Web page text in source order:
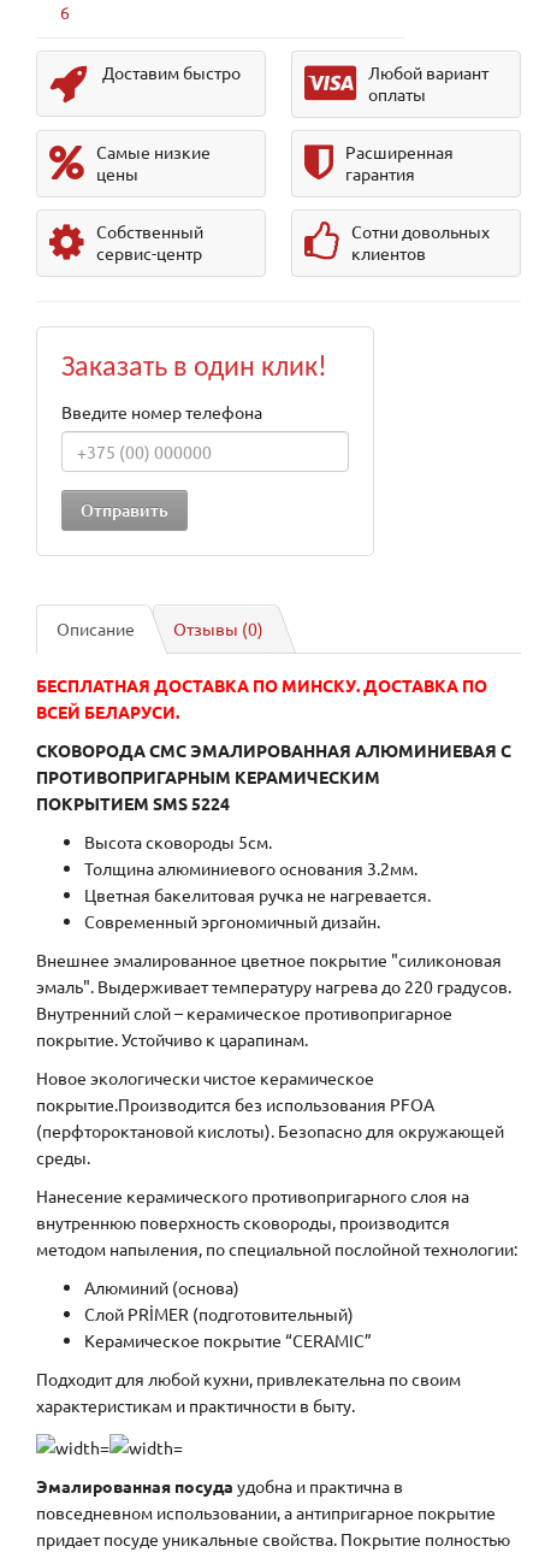
6
Доставим быстро
Любой вариант
оплаты
Самые низкие
цены
Расширенная
гарантия
Собственный
сервис-центр
Сотни довольных
клиентов
Заказать в один клик!
Введите номер телефона
Описание Отзывы (0)
БЕСПЛАТНАЯ ДОСТАВКА ПО МИНСКУ. ДОСТАВКА ПО
ВСЕЙ БЕЛАРУСИ.
СКОВОРОДА CMC ЭМАЛИРОВАННАЯ АЛЮМИНИЕВАЯ С
ПРОТИВОПРИГАРНЫМ КЕРАМИЧЕСКИМ
ПОКРЫТИЕМ SMS 5224
Высота сковороды 5см.
Толщина алюминиевого основания 3.2мм.
Цветная бакелитовая ручка не нагревается.
Современный эргономичный дизайн.
Внешнее эмалированное цветное покрытие "силиконовая
эмаль". Выдерживает температуру нагрева до 220 градусов.
Внутренний слой – керамическое противопригарное
покрытие. Устойчиво к царапинам.
Новое экологически чистое керамическое
покрытие.Производится без использования PFOA
(перфтороктановой кислоты). Безопасно для окружающей
среды.
Нанесение керамического противопригарного слоя на
внутреннюю поверхность сковороды, производится
методом напыления, по специальной послойной технологии:
Алюминий (основа)
Слой PRİMER (подготовительный)
Керамическое покрытие “CERAMIC”
Подходит для любой кухни, привлекательна по своим
характеристикам и практичности в быту.
Эмалированная посуда удобна и практична в
повседневном использовании, а антипригарное покрытие
придает посуде уникальные свойства. Покрытие полностью